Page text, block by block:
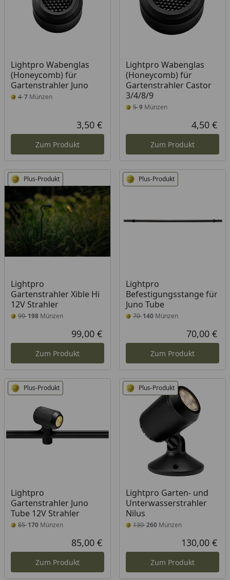
Lightpro Wabenglas
(Honeycomb) für
Gartenstrahler Juno
47 Münzen
Aktueller Preis
3,50 €
Zum Produkt
Lightpro Wabenglas
(Honeycomb) für
Gartenstrahler Castor
3/4/8/9
59Münzen
4,50 €
Zum Produkt
Plus-Produkt
Lightpro
Gartenstrahler Xible Hi
12V Strahler
99198 Münzen
Aktueller Preis
99,00 €
Zum Produkt
Plus-Produkt
Lightpro
Befestigungsstange für
Juno Tube
70140Münzen
70,00 €
Zum Produkt
Plus-Produkt
Lightpro
Gartenstrahler Juno
Tube 12V Strahler
85170 Münzen
Aktueller Preis
85,00 €
Zum Produkt
Plus-Produkt
Lightpro Garten- und
Unterwasserstrahler
Nilus
130260Münzen
130,00 €
Zum Produkt